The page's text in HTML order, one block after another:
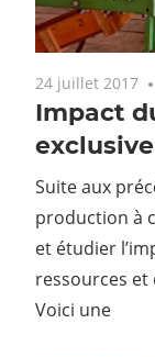
24 juillet 2017
Impact
Suite aux
production à
et étudier
ressources et
Voici une